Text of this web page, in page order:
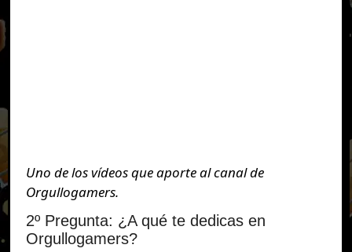
Uno de los vídeos que aporte al canal de
Orgullogamers.
2º Pregunta: ¿A qué te dedicas en
Orgullogamers?